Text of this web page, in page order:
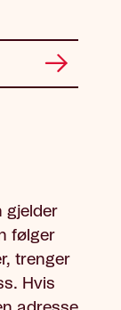
gjelder
følger
trenger
Hvis